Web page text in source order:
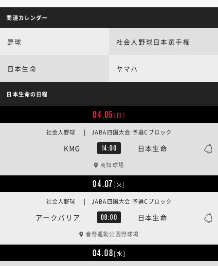
関連カレンダー
野球 社会人野球日本選手権
日本生命 ヤマハ
日本生命の日程
04.05[日]
KMG 14:00 日本生命
社会人野球 | JABA四国大会 予選Cブロック
高知球場
04.07[火]
アークバリア 08:00 日本生命
社会人野球 | JABA四国大会 予選Cブロック
春野運動公園野球場
04.08[水]